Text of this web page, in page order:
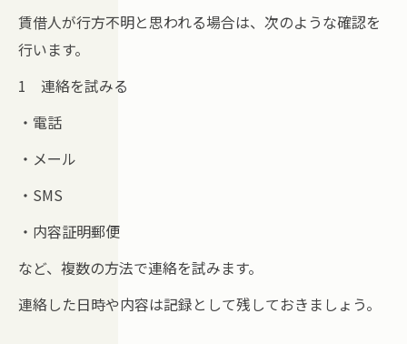
賃借人が行方不明と思われる場合は、次のような確認を
行います。
1 連絡を試みる
・電話
・メール
・SMS
・内容証明郵便
など、複数の方法で連絡を試みます。
連絡した日時や内容は記録として残しておきましょう。